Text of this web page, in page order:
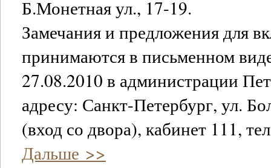
Б.Монетная ул., 17-19.
Замечания и предложения для
принимаются в письменном
27.08.2010 в администрации
адресу: Санкт-Петербург, ул.
(вход со двора), кабинет 111,
Дальше >>